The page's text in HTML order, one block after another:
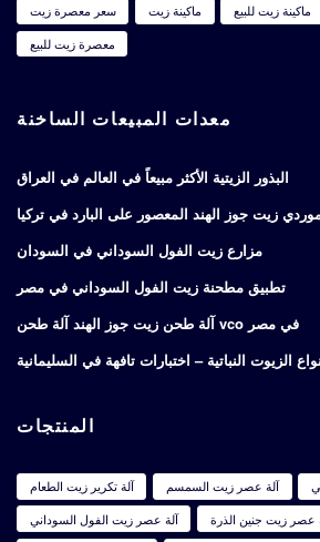
سعر معصرة زيت
ماكينة زيت ماكينة زيت للبيع
معصرة زيت للبيع
معدات المبيعات الساخنة
البذور الزيتية الأكثر مبيعاً في العالم في العراق
زيت جوز الهند المعصور على البارد في تركيا
مزارع زيت الفول السوداني في السودان
تطبيق مطحنة زيت الفول السوداني في مصر
آلة طحن زيت جوز الهند آلة طحن vco في مصر
الزيوت النباتية – اختبارات تافهة في السليمانية
المنتجات
آلة تكرير زيت الطعام آلة عصر زيت السمسم
آلة عصر زيت الفول السوداني
عصر زيت جنين الذرة